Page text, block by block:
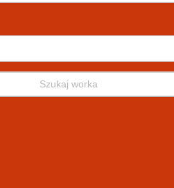
Szukaj worka